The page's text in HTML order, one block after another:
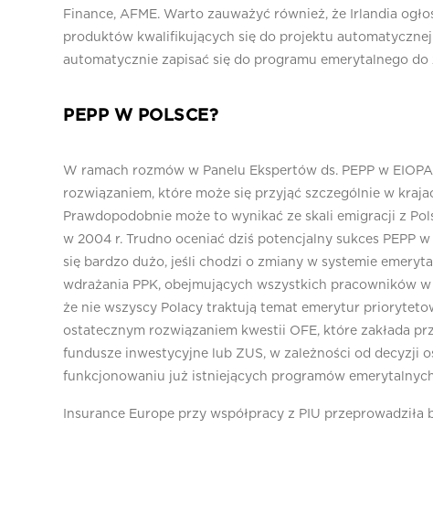
Finance, AFME. Warto zauważyć również, że Irlandia
produktów kwalifikujących się do projektu
automatycznie zapisać się do programu emerytalnego do
PEPP W POLSCE?
W ramach rozmów w Panelu Ekspertów ds. PEPP w
rozwiązaniem, które może się przyjąć szczególnie w
Prawdopodobnie może to wynikać ze skali emigracji z
w 2004 r. Trudno oceniać dziś potencjalny sukces PEPP
się bardzo dużo, jeśli chodzi o zmiany w systemie
wdrażania PPK, obejmujących wszystkich pracowników
że nie wszyscy Polacy traktują temat emerytur
ostatecznym rozwiązaniem kwestii OFE, które zakłada
fundusze inwestycyjne lub ZUS, w zależności od decyzji
funkcjonowaniu już istniejących programów
Insurance Europe przy współpracy z PIU